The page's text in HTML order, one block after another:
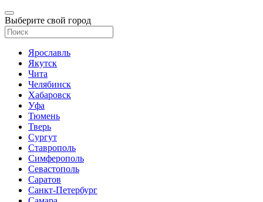
Выберите свой город
Ярославль
Якутск
Чита
Челябинск
Хабаровск
Уфа
Тюмень
Тверь
Сургут
Ставрополь
Симферополь
Севастополь
Саратов
Санкт-Петербург